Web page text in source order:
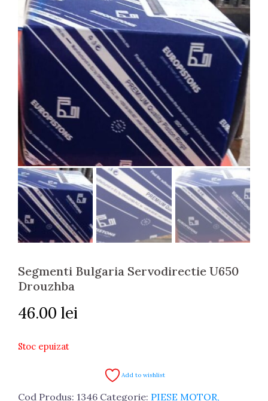
Segmenti Bulgaria Servodirectie U650
Drouzhba
46.00 lei
Stoc epuizat
Add to wishlist
Cod Produs: 1346 Categorie: PIESE MOTOR,